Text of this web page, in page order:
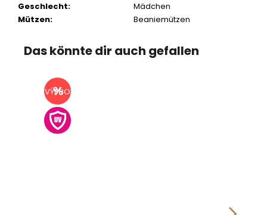
Geschlecht:
Mädchen
Mützen: Beaniemützen
Das könnte dir auch gefallen
VÝPRODEJ